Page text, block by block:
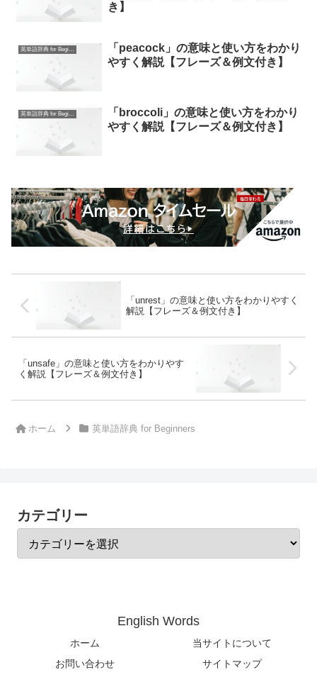
き】
英単語辞典 for Beginners
「peacock」の意味と使い方をわかり
やすく解説【フレーズ＆例文付き】
英単語辞典 for Beginners
「broccoli」の意味と使い方をわかり
やすく解説【フレーズ＆例文付き】
「unrest」の意味と使い方をわかりやすく
解説【フレーズ＆例文付き】
「unsafe」の意味と使い方をわかりやす
く解説【フレーズ＆例文付き】
ホーム 英単語辞典 for Beginners
カテゴリー
English Words
ホーム
当サイトについて
お問い合わせ
サイトマップ